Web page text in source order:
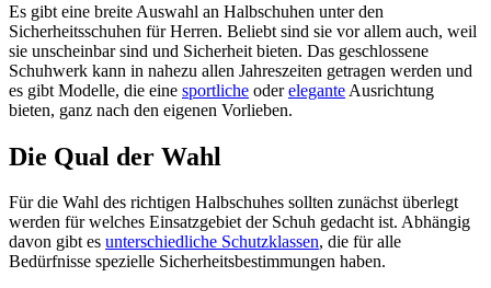
Es gibt eine breite Auswahl an Halbschuhen unter den
Sicherheitsschuhen für Herren. Beliebt sind sie vor allem auch, weil
sie unscheinbar sind und Sicherheit bieten. Das geschlossene
Schuhwerk kann in nahezu allen Jahreszeiten getragen werden und
es gibt Modelle, die eine sportliche oderelegante Ausrichtung
bieten, ganz nach den eigenen Vorlieben.
Die Qual der Wahl
Für die Wahl des richtigen Halbschuhes sollten zunächst überlegt
werden für welches Einsatzgebiet der Schuh gedacht ist. Abhängig
davon gibt es unterschiedliche Schutzklassen, die für alle
Bedürfnisse spezielle Sicherheitsbestimmungen haben.